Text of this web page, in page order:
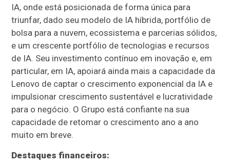
IA, onde está posicionada de forma única para
triunfar, dado seu modelo de IA híbrida, portfólio de
bolsa para a nuvem, ecossistema e parcerias sólidos,
e um crescente portfólio de tecnologias e recursos
de IA. Seu investimento contínuo em inovação e, em
particular, em IA, apoiará ainda mais a capacidade da
Lenovo de captar o crescimento exponencial da IA e
impulsionar crescimento sustentável e lucratividade
para o negócio. O Grupo está confiante na sua
capacidade de retomar o crescimento ano a ano
muito em breve.
Destaques financeiros: